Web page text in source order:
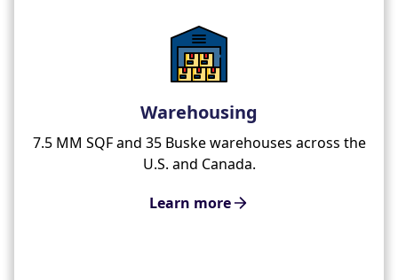
Warehousing
7.5 MM SQF and 35 Buske warehouses across the
U.S. and Canada.
Learn more